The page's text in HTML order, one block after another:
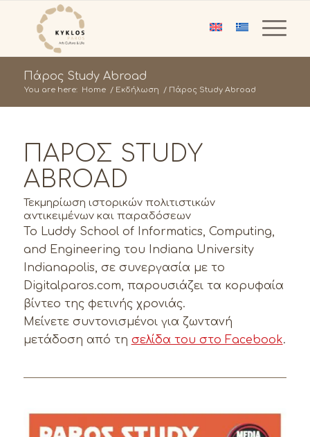
Πάρος Study Abroad
You are here: Home / Εκδήλωση / Πάρος Study Abroad
ΠΆΡΟΣ STUDY
ABROAD
Τεκμηρίωση ιστορικών πολιτιστικών
αντικειμένων και παραδόσεων
Το Luddy School of Informatics, Computing,
and Engineering του Indiana University
Indianapolis, σε συνεργασία με το
Digitalparos.com, παρουσιάζει τα κορυφαία
βίντεο της φετινής χρονιάς.
Μείνετε συντονισμένοι για ζωντανή
μετάδοση από τη σελίδα του στο Facebook.